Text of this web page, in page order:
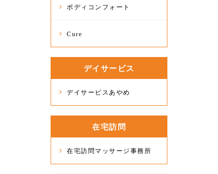
ボディコンフォート
Cure
デイサービス
デイサービスあやめ
在宅訪問
在宅訪問マッサージ事務所